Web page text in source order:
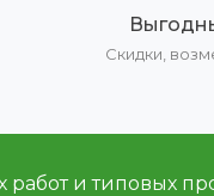
Скидки,
и типовых